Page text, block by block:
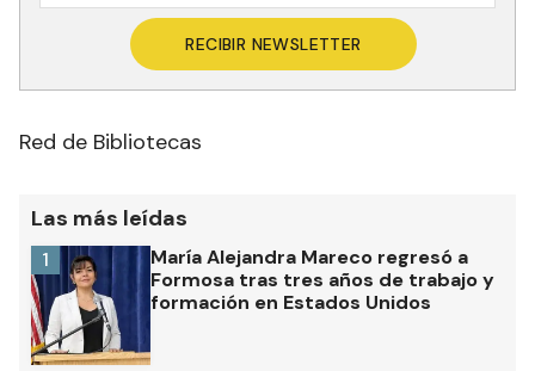
RECIBIR NEWSLETTER
Red de Bibliotecas
Las más leídas
María Alejandra Mareco regresó a
Formosa tras tres años de trabajo y
formación en Estados Unidos
1